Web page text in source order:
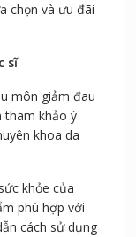
chọn và ưu đãi
sĩ
môn giảm đau
tham khảo ý
khoa da
khỏe của
phù hợp với
cách sử dụng